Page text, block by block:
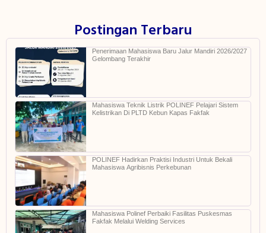
Postingan Terbaru
Penerimaan Mahasiswa Baru Jalur Mandiri 2026/2027
Gelombang Terakhir
Mahasiswa Teknik Listrik POLINEF Pelajari Sistem
Kelistrikan Di PLTD Kebun Kapas Fakfak
POLINEF Hadirkan Praktisi Industri Untuk Bekali
Mahasiswa Agribisnis Perkebunan
Mahasiswa Polinef Perbaiki Fasilitas Puskesmas
Fakfak Melalui Welding Services